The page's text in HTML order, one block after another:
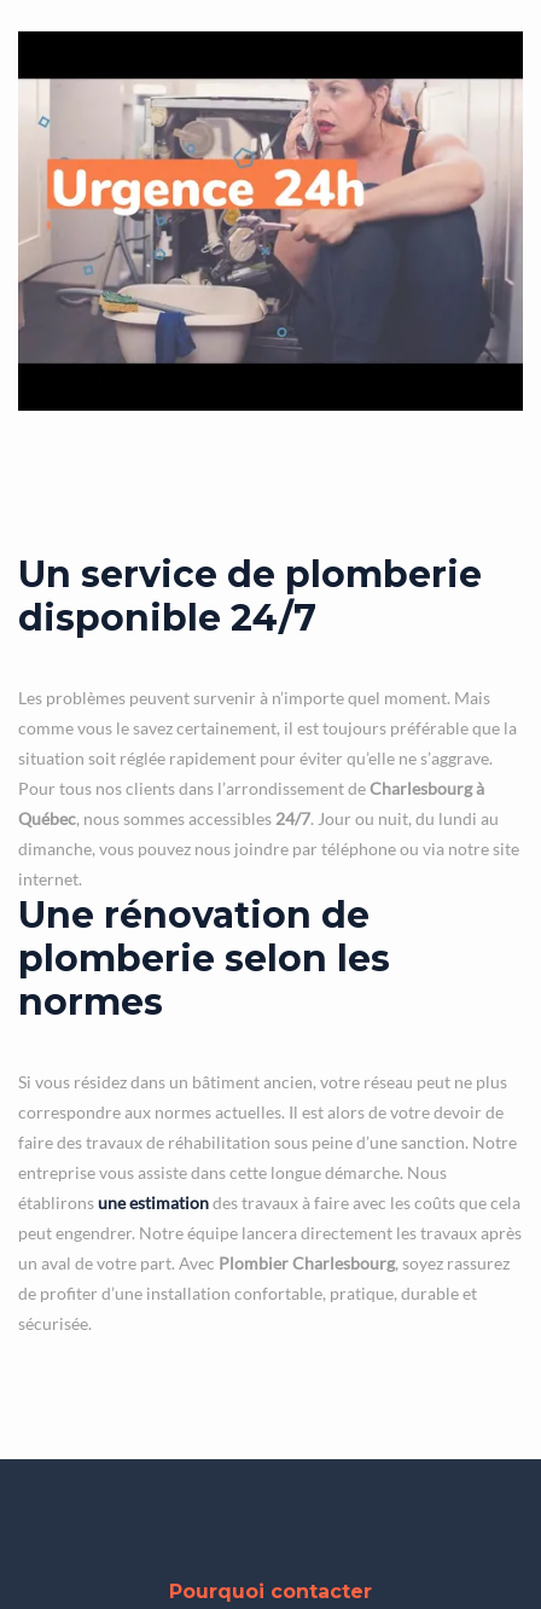
Un service de plomberie
disponible 24/7
Les problèmes peuvent survenir à n’importe quel moment. Mais
comme vous le savez certainement, il est toujours préférable que la
situation soit réglée rapidement pour éviter qu’elle ne s’aggrave.
Pour tous nos clients dans l’arrondissement deCharlesbourg à
Québec, nous sommes accessibles 24/7. Jour ou nuit, du lundi au
dimanche, vous pouvez nous joindre par téléphone ou via notre site
internet.
Une rénovation de
plomberie selon les
normes
Si vous résidez dans un bâtiment ancien, votre réseau peut ne plus
correspondre aux normes actuelles. Il est alors de votre devoir de
faire des travaux de réhabilitation sous peine d’une sanction. Notre
entreprise vous assiste dans cette longue démarche. Nous
établironsune estimationdes travaux à faire avec les coûts que cela
peut engendrer. Notre équipe lancera directement les travaux après
un aval de votre part. Avec Plombier Charlesbourg, soyez rassurez
de profiter d’une installation confortable, pratique, durable et
sécurisée.
Pourquoi contacter